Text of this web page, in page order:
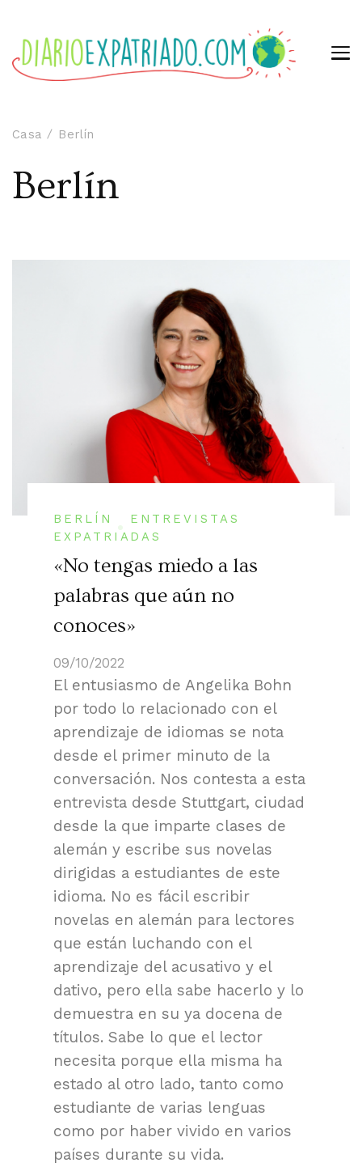
Casa Berlín
Berlín
BERLÍN
ENTREVISTAS
EXPATRIADAS
«No tengas miedo a las
palabras que aún no
conoces»
09/10/2022
El entusiasmo de Angelika Bohn
por todo lo relacionado con el
aprendizaje de idiomas se nota
desde el primer minuto de la
conversación. Nos contesta a esta
entrevista desde Stuttgart, ciudad
desde la que imparte clases de
alemán y escribe sus novelas
dirigidas a estudiantes de este
idioma. No es fácil escribir
novelas en alemán para lectores
que están luchando con el
aprendizaje del acusativo y el
dativo, pero ella sabe hacerlo y lo
demuestra en su ya docena de
títulos. Sabe lo que el lector
necesita porque ella misma ha
estado al otro lado, tanto como
estudiante de varias lenguas
como por haber vivido en varios
países durante su vida.